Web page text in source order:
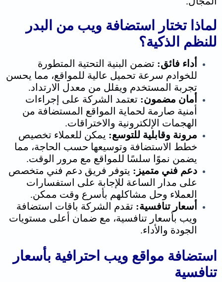
لماذا تختار استضافة ويب من البدر
للنظم الذكية؟
أداء فائق: تضمن البنية التحتية المتطورة
للخوادم سرعة تحميل عالية للمواقع، مما يحسن
تجربة المستخدم ويقلل من معدل الارتداد.
أمان مضمون: تعتمد الشركة على إجراءات
أمنية صارمة لحماية المواقع المستضافة من
الهجمات الإلكترونية والاختراقات.
مرونة وقابلية للتوسع: يمكن للعملاء تخصيص
خطط الاستضافة وتوسيعها حسب الحاجة، مما
يضمن نموًا سلسًا للمواقع مع مرور الوقت.
دعم فني متميز: يتوفر فريق دعم فني متخصص
على مدار الساعة للإجابة على استفسارات
العملاء وحل مشاكلهم بأسرع وقت ممكن.
أسعار تنافسية: تقدم الشركة باقات استضافة
ويب بأسعار تنافسية، مع ضمان أعلى مستويات
الجودة والأداء.
استضافة مواقع ويب احترافية بأسعار
تنافسية